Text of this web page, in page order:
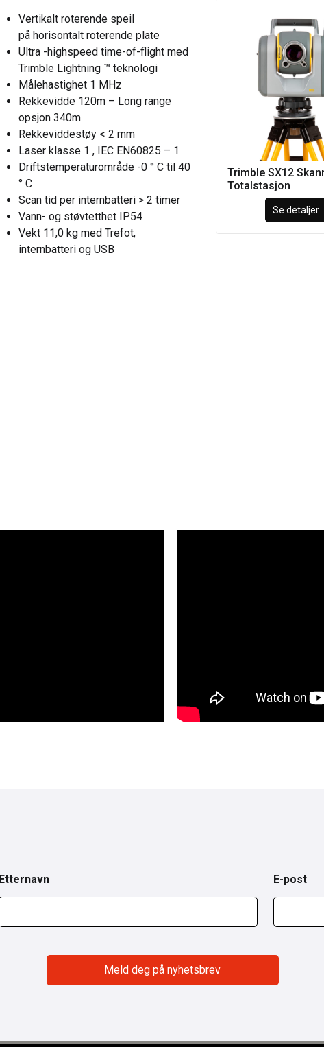
Vertikalt roterende speil
på horisontalt roterende plate
Ultra -highspeed time-of-flight med
Trimble Lightning ™ teknologi
Målehastighet 1 MHz
Rekkevidde 120m – Long range
opsjon 340m
Rekkeviddestøy < 2 mm
Laser klasse 1 , IEC EN60825 – 1
Driftstemperaturområde -0 ° C til 40
° C
Scan tid per internbatteri > 2 timer
Vann- og støvtetthet IP54
Vekt 11,0 kg med Trefot,
internbatteri og USB
Trimble SX12
Totalstasjon
Se detaljer
Etternavn E-post